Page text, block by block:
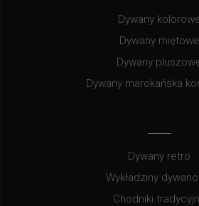
Dywany
Dywany miętowe
Dywany
Dywany marokańska
Dywany retro
Wykładziny
Chodniki